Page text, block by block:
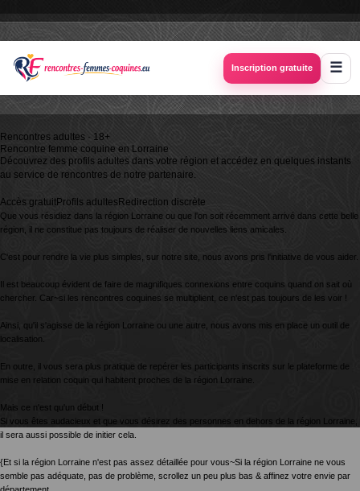
Inscription gratuite
Rencontres adultes · 18+
Rencontre femme coquine en Lorraine
Découvrez des profils adultes dans votre région et accédez en quelques instants
au service de rencontres de notre partenaire.
Accès gratuitProfils adultes Redirection discrète
Que vous résidiez dans la région Lorraine ou que l'on soit récemment arrivé dans cette belle
région, il ne constitue pas toujours de réaliser de nouvelles liens amicales.
C'est pour rendre la vie plus simples, sur notre site, nous avons pris l'initiative de vous aider.
Il est beaucoup évident de faire de magnifiques connexions entre coquins quand on sait où
chercher. Car~si les rencontres coquines se multiplient, ce n'est pas toujours de les voir !
Ainsi, qu'il s'agisse de la région Lorraine ou une autre, nous avons mis en place un outil de
localisation.
En outre, il vous sera plus pratique de repérer les participants inscrits sur le plateforme de
mise en relation coquin qui habitent proches de la région Lorraine.
Mais ce n'est qu'un début !
Si vous êtes audacieux et que vous désirez des personnes en dehors de la région Lorraine,
il sera aussi possible de initier cela.
{Et si la région Lorraine n'est pas assez détaillée pour vous~Si la région Lorraine ne vous
semble pas adéquate, pas de problème, scrollez un peu plus bas & affinez votre envie par